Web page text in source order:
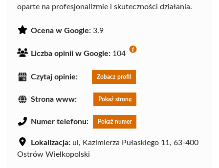
oparte na profesjonalizmie i skuteczności działania.
Ocena w Google: 3.9
Liczba opinii w Google: 104
Czytaj opinie: Zobacz profil
Strona www: Pokaż stronę
Numer telefonu: Pokaż numer
Lokalizacja: ul, Kazimierza Pułaskiego 11, 63-400
Ostrów Wielkopolski